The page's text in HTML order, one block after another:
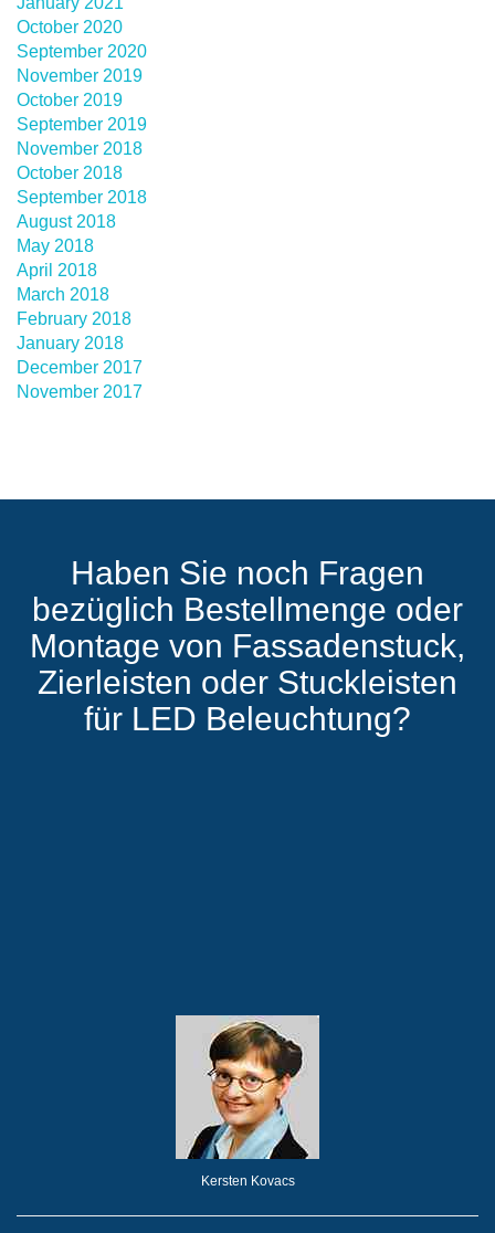
October 2020
September 2020
November 2019
October 2019
September 2019
November 2018
October 2018
September 2018
August 2018
May 2018
April 2018
March 2018
February 2018
January 2018
December 2017
November 2017
Haben Sie noch Fragen
bezüglich Bestellmenge oder
Montage von Fassadenstuck,
Zierleisten oder Stuckleisten
für LED Beleuchtung?
Kersten Kovacs